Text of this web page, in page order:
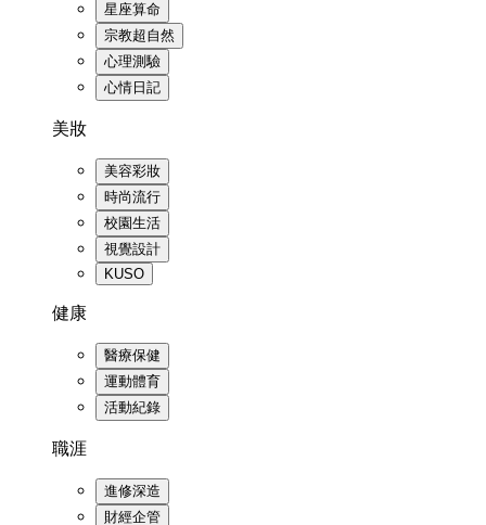
星座算命
宗教超自然
心理測驗
心情日記
美妝
美容彩妝
時尚流行
校園生活
視覺設計
KUSO
健康
醫療保健
運動體育
活動紀錄
職涯
進修深造
財經企管